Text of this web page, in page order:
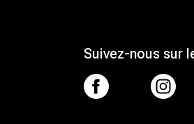
Suivez-nous sur